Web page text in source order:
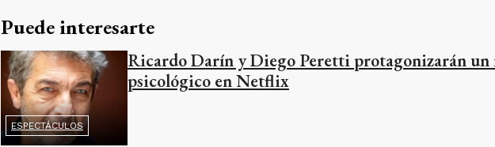
Puede interesarte
ESPECTÁCULOS
Ricardo Darín y Diego Peretti protagonizarán
psicológico en Netflix